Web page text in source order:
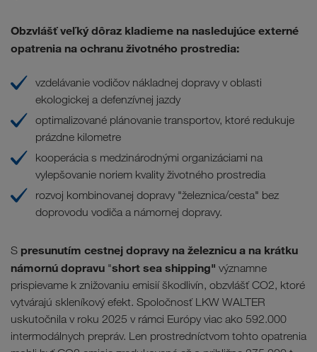
Obzvlášť veľký dôraz kladieme na nasledujúce externé
opatrenia na ochranu životného prostredia:
vzdelávanie vodičov nákladnej dopravy v oblasti
ekologickej a defenzívnej jazdy
optimalizované plánovanie transportov, ktoré redukuje
prázdne kilometre
kooperácia s medzinárodnými organizáciami na
vylepšovanie noriem kvality životného prostredia
rozvoj kombinovanej dopravy "železnica/cesta" bez
doprovodu vodiča a námornej dopravy.
S presunutím cestnej dopravy na železnicu a na krátku
námornú dopravu "short sea shipping" významne
prispievame k znižovaniu emisií škodlivín, obzvlášť CO2, ktoré
vytvárajú skleníkový efekt. Spoločnosť LKW WALTER
uskutočnila v roku 2025 v rámci Európy viac ako 592.000
intermodálnych prepráv. Len prostredníctvom tohto opatrenia